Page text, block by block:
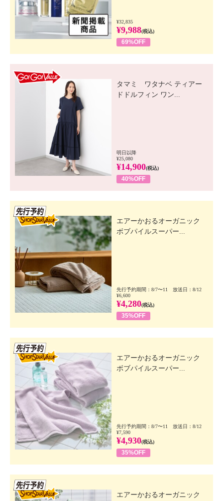
¥32,835
¥9,988(税込)
69%OFF
タマミ ワタナベ ティアー
ドドルフィン ワン...
明日以降
¥25,080
¥14,900(税込)
40%OFF
エアーかおるオーガニック
ボブパイルスーパー...
先行予約期間：8/7〜11 放送日：8/12
¥6,600
¥4,280(税込)
35%OFF
エアーかおるオーガニック
ボブパイルスーパー...
先行予約期間：8/7〜11 放送日：8/12
¥7,590
¥4,930(税込)
35%OFF
エアーかおるオーガニック